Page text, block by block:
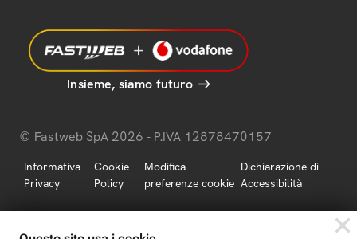
Insieme, siamo futuro
© Fastweb SpA 2026 - P.IVA 12878470157
Informativa
Privacy
Cookie
Policy
Modifica
preferenze cookie
Dichiarazione di
Accessibilità